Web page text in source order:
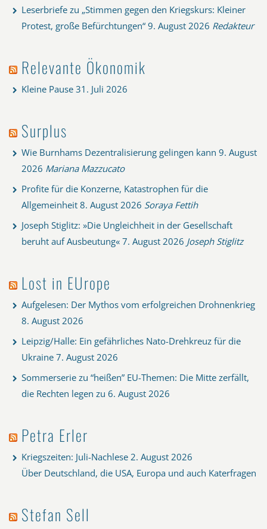
Leserbriefe zu „Stimmen gegen den Kriegskurs: Kleiner
Protest, große Befürchtungen“ 9. August 2026 Redakteur
Relevante Ökonomik
Kleine Pause 31. Juli 2026
Surplus
Wie Burnhams Dezentralisierung gelingen kann 9. August
2026 Mariana Mazzucato
Profite für die Konzerne, Katastrophen für die
Allgemeinheit 8. August 2026 Soraya Fettih
Joseph Stiglitz: »Die Ungleichheit in der Gesellschaft
beruht auf Ausbeutung« 7. August 2026 Joseph Stiglitz
Lost in EUrope
Aufgelesen: Der Mythos vom erfolgreichen Drohnenkrieg
8. August 2026
Leipzig/Halle: Ein gefährliches Nato-Drehkreuz für die
Ukraine 7. August 2026
Sommerserie zu “heißen” EU-Themen: Die Mitte zerfällt,
die Rechten legen zu 6. August 2026
Petra Erler
Kriegszeiten: Juli-Nachlese 2. August 2026
Über Deutschland, die USA, Europa und auch Katerfragen
Stefan Sell